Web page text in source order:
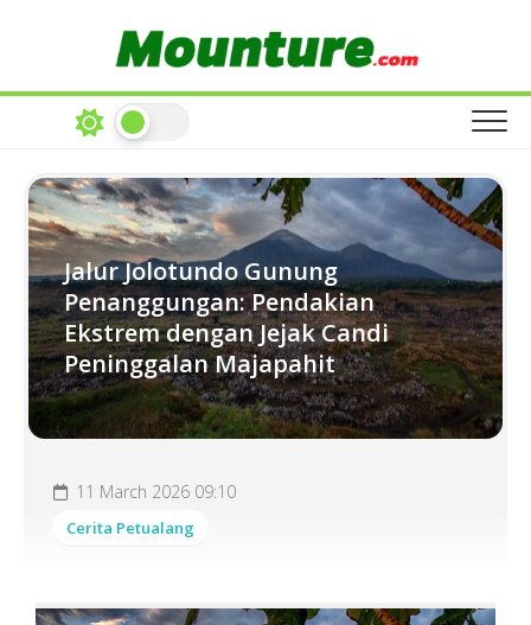
Jalur Jolotundo Gunung
Penanggungan: Pendakian
Ekstrem dengan Jejak Candi
Peninggalan Majapahit
11 March 2026 09:10
Cerita Petualang